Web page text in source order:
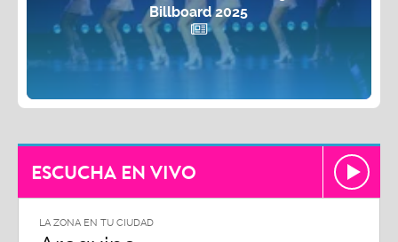
Billboard 2025
ESCUCHA EN VIVO
LA ZONA EN TU CIUDAD